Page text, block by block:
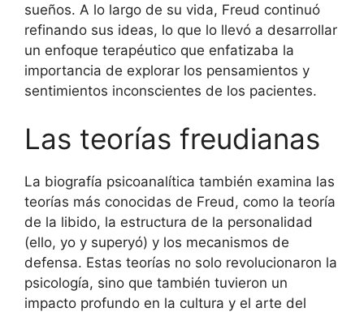
sueños. A lo largo de su vida, Freud continuó
refinando sus ideas, lo que lo llevó a desarrollar
un enfoque terapéutico que enfatizaba la
importancia de explorar los pensamientos y
sentimientos inconscientes de los pacientes.
Las teorías freudianas
La biografía psicoanalítica también examina las
teorías más conocidas de Freud, como la teoría
de la libido, la estructura de la personalidad
(ello, yo y superyó) y los mecanismos de
defensa. Estas teorías no solo revolucionaron la
psicología, sino que también tuvieron un
impacto profundo en la cultura y el arte del